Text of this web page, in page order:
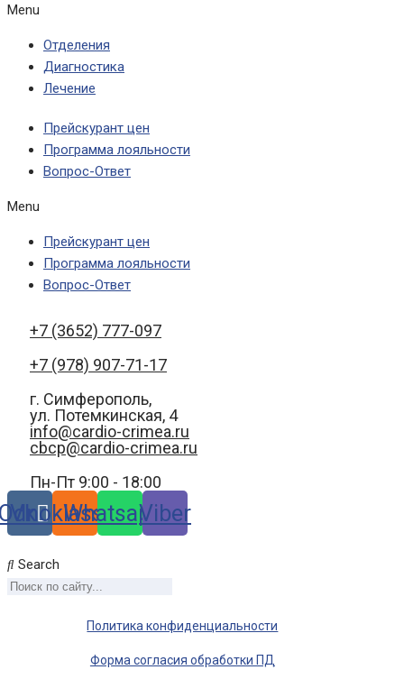
Menu
Отделения
Диагностика
Лечение
Прейскурант цен
Программа лояльности
Вопрос-Ответ
Menu
Прейскурант цен
Программа лояльности
Вопрос-Ответ
+7 (3652) 777-097
+7 (978) 907-71-17
г. Симферополь,
ул. Потемкинская, 4
info@cardio-crimea.ru
cbcp@cardio-crimea.ru
Пн-Пт 9:00 - 18:00
Vk WhatsappViber
Search
Политика конфиденциальности
Форма согласия обработки ПД